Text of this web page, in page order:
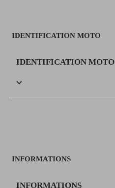
IDENTIFICATION MOTO
IDENTIFICATION MOTO

INFORMATIONS
INFORMATIONS